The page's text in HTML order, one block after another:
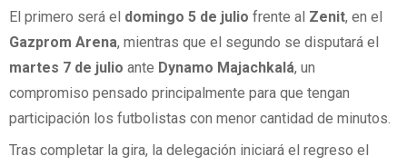
El primero será el domingo 5 de julio frente al Zenit, en el
Gazprom Arena, mientras que el segundo se disputará el
martes 7 de julio ante Dynamo Majachkalá, un
compromiso pensado principalmente para que tengan
participación los futbolistas con menor cantidad de minutos.
Tras completar la gira, la delegación iniciará el regreso el